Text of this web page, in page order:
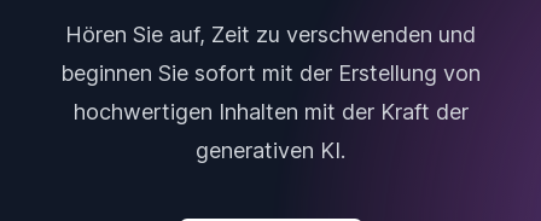
Hören Sie auf, Zeit zu verschwenden und
beginnen Sie sofort mit der Erstellung von
hochwertigen Inhalten mit der Kraft der
generativen KI.